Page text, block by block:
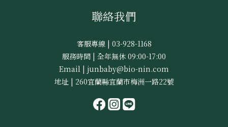
聯絡我們
客服專線 | 03-928-1168
服務時間 | 全年無休 09:00-17:00
Email | junbaby@bio-nin.com
地址 | 260宜蘭縣宜蘭市梅洲一路22號